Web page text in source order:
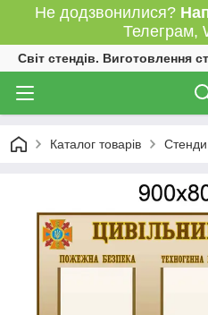
Не додзвонилися?
Телеграм,
Світ стендів. Виготовлення
Каталог товарів